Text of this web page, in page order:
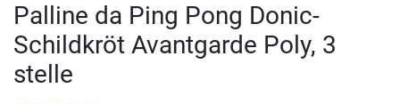
Palline da Ping Pong Donic-
Schildkröt Avantgarde Poly, 3
stelle